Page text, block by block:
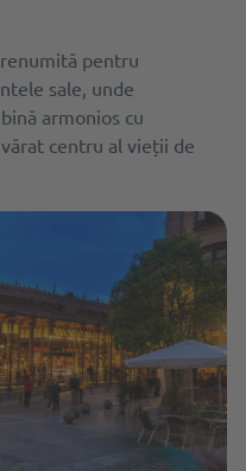
pentru
sale, unde
armonios cu
centru al vieții de